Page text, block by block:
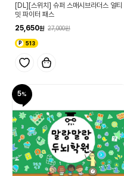
[DL][스위치] 슈퍼 스매시브라더스 얼티
밋 파이터 패스
25,650
27,000
513
5